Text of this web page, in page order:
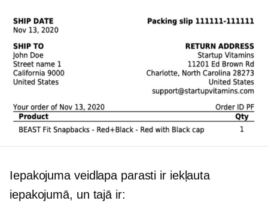
Iepakojuma veidlapa parasti ir iekļauta
iepakojumā, un tajā ir: